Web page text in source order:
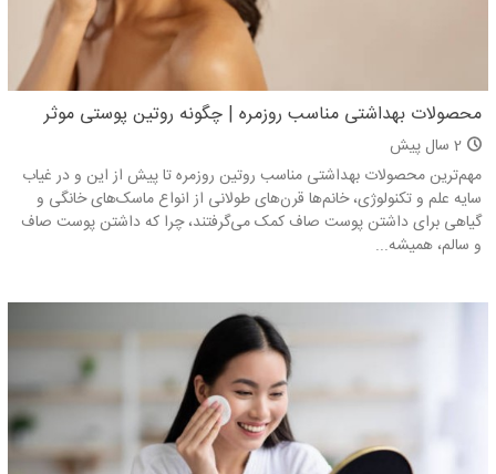
محصولات بهداشتی مناسب روزمره | چگونه روتین پوستی موثر
داشته باشیم؟
2 سال پیش
مهم‌ترین محصولات بهداشتی مناسب روتین روزمره تا پیش از این و در غیاب
سایه علم و تکنولوژی، خانم‌ها قرن‌های طولانی از انواع ماسک‌های خانگی و
گیاهی برای داشتن پوست صاف کمک می‌گرفتند، چرا که داشتن پوست صاف
و سالم، همیشه...